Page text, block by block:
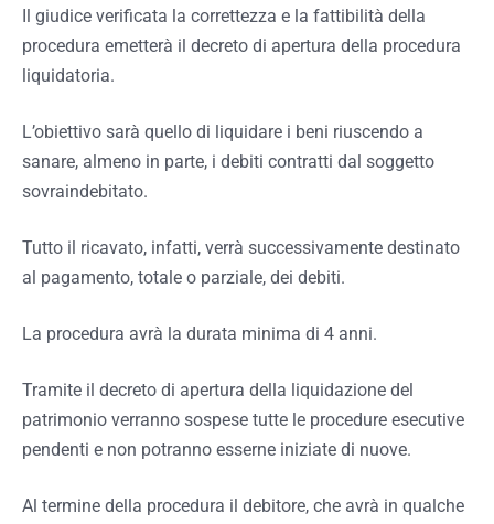
Il giudice verificata la correttezza e la fattibilità della
procedura emetterà il decreto di apertura della procedura
liquidatoria.
L’obiettivo sarà quello di liquidare i beni riuscendo a
sanare, almeno in parte, i debiti contratti dal soggetto
sovraindebitato.
Tutto il ricavato, infatti, verrà successivamente destinato
al pagamento, totale o parziale, dei debiti.
La procedura avrà la durata minima di 4 anni.
Tramite il decreto di apertura della liquidazione del
patrimonio verranno sospese tutte le procedure esecutive
pendenti e non potranno esserne iniziate di nuove.
Al termine della procedura il debitore, che avrà in qualche